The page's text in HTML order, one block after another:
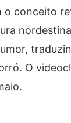
o conceito
O